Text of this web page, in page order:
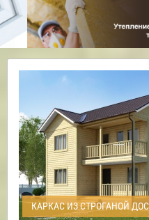
КАРКАС ИЗ СТРОГАНОЙ